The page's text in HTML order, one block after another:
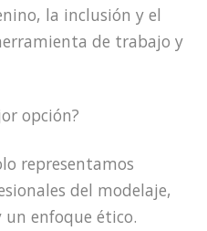
la inclusión y el
de trabajo y
opción?
representamos
del modelaje,
enfoque ético.